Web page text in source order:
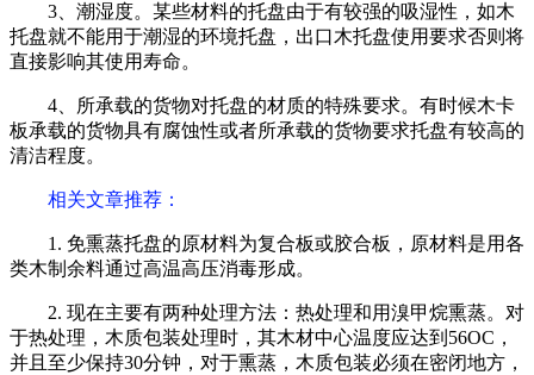
3、潮湿度。某些材料的托盘由于有较强的吸湿性，如木
托盘就不能用于潮湿的环境托盘，出口木托盘使用要求否则将
直接影响其使用寿命。
4、所承载的货物对托盘的材质的特殊要求。有时候木卡
板承载的货物具有腐蚀性或者所承载的货物要求托盘有较高的
清洁程度。
相关文章推荐：
1. 免熏蒸托盘的原材料为复合板或胶合板，原材料是用各
类木制余料通过高温高压消毒形成。
2. 现在主要有两种处理方法：热处理和用溴甲烷熏蒸。对
于热处理，木质包装处理时，其木材中心温度应达到56OC，
并且至少保持30分钟，对于熏蒸，木质包装必须在密闭地方，